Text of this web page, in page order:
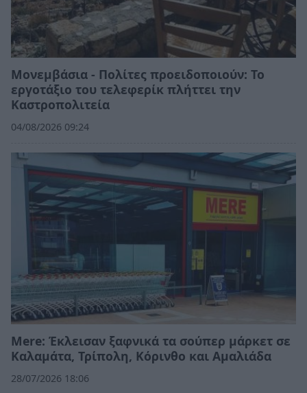
Μονεμβάσια - Πολίτες προειδοποιούν: Το
εργοτάξιο του τελεφερίκ πλήττει την
Καστροπολιτεία
04/08/2026 09:24
Mere: Έκλεισαν ξαφνικά τα σούπερ μάρκετ σε
Καλαμάτα, Τρίπολη, Κόρινθο και Αμαλιάδα
28/07/2026 18:06